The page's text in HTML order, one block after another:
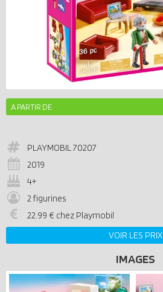
A PARTIR DE
PLAYMOBIL70207
2019
4+
2 figurines
22.99 € chez Playmobil
VOIR LES PRIX
IMAGES